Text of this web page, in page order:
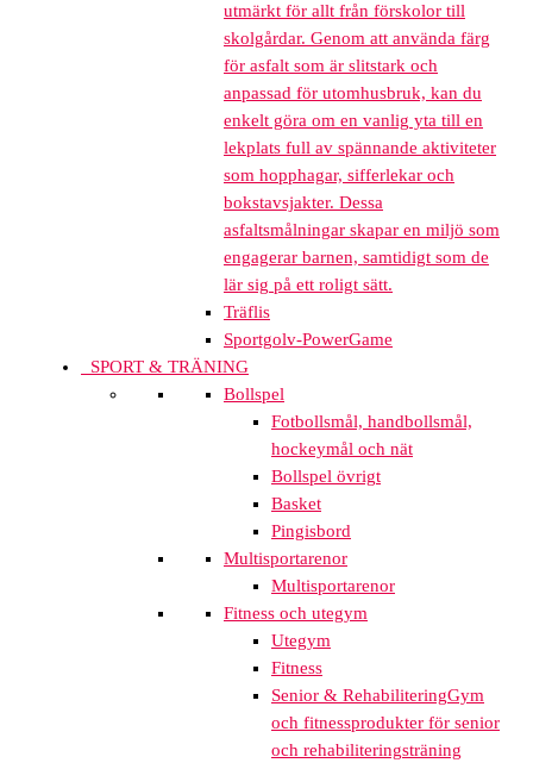
utmärkt för allt från förskolor till
skolgårdar. Genom att använda färg
för asfalt som är slitstark och
anpassad för utomhusbruk, kan du
enkelt göra om en vanlig yta till en
lekplats full av spännande aktiviteter
som hopphagar, sifferlekar och
bokstavsjakter. Dessa
asfaltsmålningar skapar en miljö som
engagerar barnen, samtidigt som de
lär sig på ett roligt sätt.
Träflis
Sportgolv-PowerGame
SPORT & TRÄNING
Bollspel
Fotbollsmål, handbollsmål,
hockeymål och nät
Bollspel övrigt
Basket
Pingisbord
Multisportarenor
Multisportarenor
Fitness och utegym
Utegym
Fitness
Senior & RehabiliteringGym
och fitnessprodukter för senior
och rehabiliteringsträning